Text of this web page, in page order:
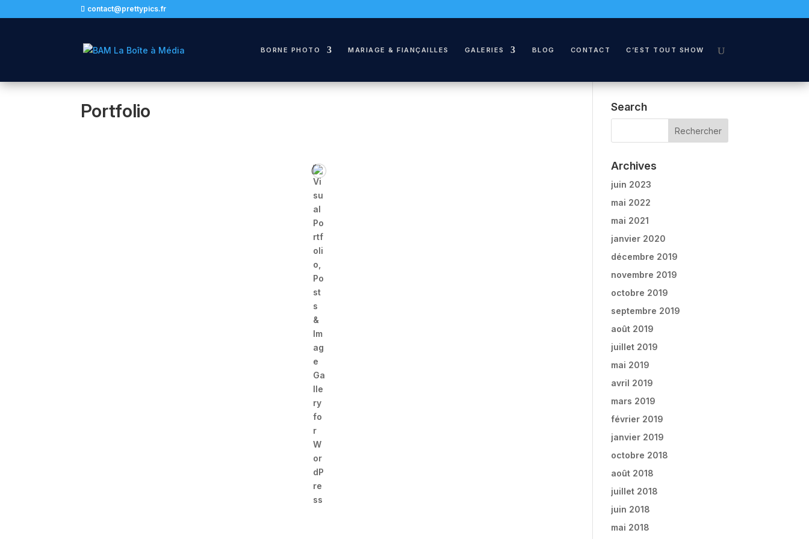
contact@prettypics.fr
BORNE PHOTO MARIAGE & FIANÇAILLES GALERIES BLOG CONTACT C’EST TOUT SHOW
Portfolio Search
Archives
juin 2023
mai 2022
mai 2021
janvier 2020
décembre 2019
novembre 2019
octobre 2019
septembre 2019
août 2019
juillet 2019
mai 2019
avril 2019
mars 2019
février 2019
janvier 2019
octobre 2018
août 2018
juillet 2018
juin 2018
mai 2018